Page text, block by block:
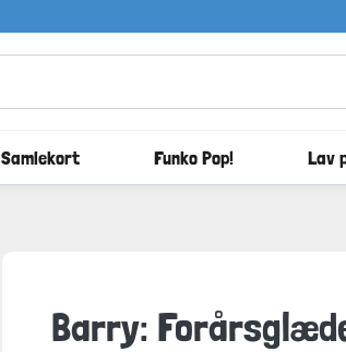
Samlekort Funko Pop! Lav
Barry: